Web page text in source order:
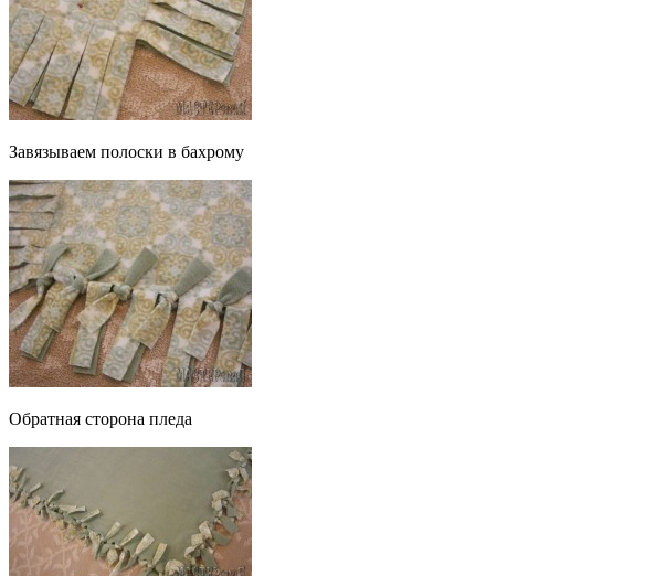
Завязываем полоски в бахрому
Обратная сторона пледа